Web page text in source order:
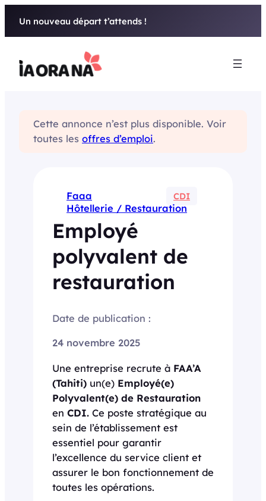
Un nouveau départ t’attends !
Cette annonce n’est plus disponible. Voir
toutes les offres d’emploi.
Faaa CDI
Hôtellerie / Restauration
Employé
polyvalent de
restauration
Date de publication :
24 novembre 2025
Une entreprise recrute à FAA’A
(Tahiti) un(e) Employé(e)
Polyvalent(e) de Restauration
en CDI. Ce poste stratégique au
sein de l’établissement est
essentiel pour garantir
l’excellence du service client et
assurer le bon fonctionnement de
toutes les opérations.